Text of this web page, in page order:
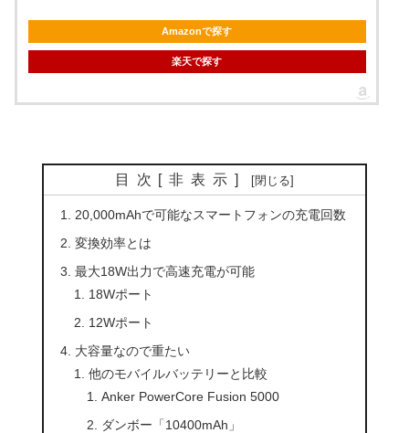
Amazonで探す
楽天で探す
目次 [非表示]
20,000mAhで可能なスマートフォンの充電回数
変換効率とは
最大18W出力で高速充電が可能
18Wポート
12Wポート
大容量なので重たい
他のモバイルバッテリーと比較
Anker PowerCore Fusion 5000
ダンボー「10400mAh」